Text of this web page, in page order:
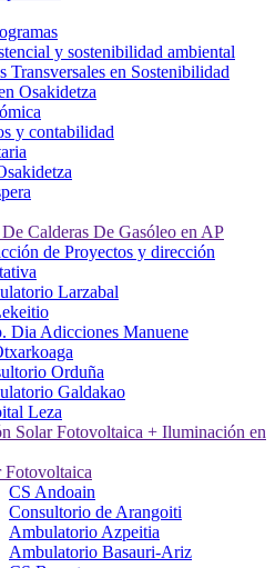
y sostenibilidad ambiental
Transversales en Sostenibilidad
Osakidetza
y contabilidad
Calderas De Gasóleo en AP
de Proyectos y dirección
Larzabal
Dia Adicciones Manuene
Orduña
Galdakao
Leza
Solar Fotovoltaica + Iluminación en
Fotovoltaica
CS Andoain
Consultorio de Arangoiti
Ambulatorio Azpeitia
Ambulatorio Basauri-Ariz